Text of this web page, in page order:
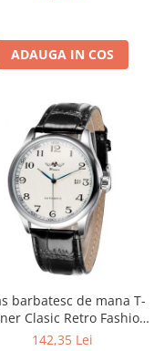
ADAUGA IN COS
barbatesc de mana T-
Clasic Retro Fashion
Automatic Vintage
142,35 Lei